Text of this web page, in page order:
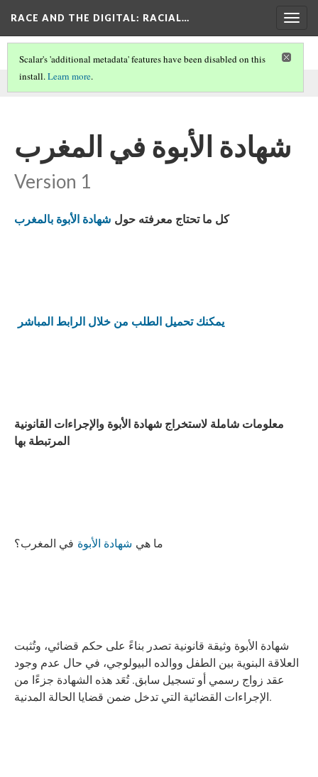
RACE AND THE DIGITAL: RACIAL…
This comment was written by TargirDotCom on
Scalar's 'additional metadata' features have been disabled on this
install.Learn more.
شهادة الأبوة في المغرب
Version 1
كل ما تحتاج معرفته حول شهادة الأبوة بالمغرب
يمكنك تحميل الطلب من خلال الرابط المباشر
معلومات شاملة لاستخراج شهادة الأبوة والإجراءات القانونية
المرتبطة بها
ما هي شهادة الأبوة في المغرب؟
شهادة الأبوة وثيقة قانونية تصدر بناءً على حكم قضائي، وتُثبت
العلاقة البنوية بين الطفل ووالده البيولوجي، في حال عدم وجود
عقد زواج رسمي أو تسجيل سابق. تُعَد هذه الشهادة جزءًا من
الإجراءات القضائية التي تدخل ضمن قضايا الحالة المدنية.